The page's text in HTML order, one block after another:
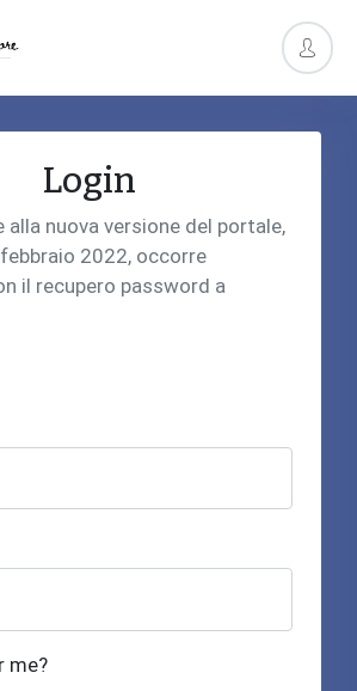
Login
alla nuova versione del portale,
2022, occorre
il recupero password a
me?